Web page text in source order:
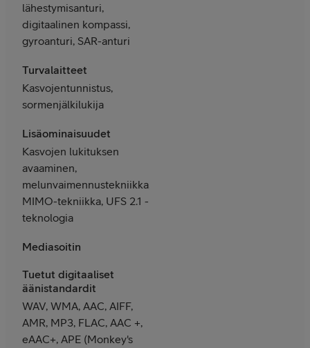
lähestymisanturi,
digitaalinen kompassi,
gyroanturi, SAR-anturi
Turvalaitteet
Kasvojentunnistus,
sormenjälkilukija
Lisäominaisuudet
Kasvojen lukituksen
avaaminen,
melunvaimennustekniikka,
MIMO-tekniikka, UFS 2.1 -
teknologia
Mediasoitin
Tuetut digitaaliset
äänistandardit
WAV, WMA, AAC, AIFF,
AMR, MP3, FLAC, AAC +,
eAAC+, APE (Monkey's